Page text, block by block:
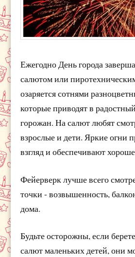
Ежегодно День города
салютом или
озаряется сотнями
которые приводят в
горожан. На салют любят
взрослые и дети. Яркие огни
взгляд и обеспечивают
Фейерверк лучше всего
точки - возвышенность,
дома.
Будьте осторожны, если
салют маленьких детей, они